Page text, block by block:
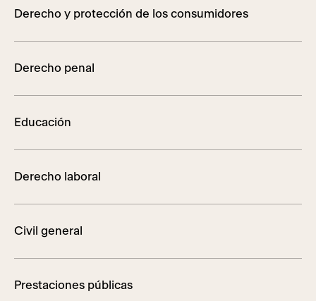
Derecho y protección de los consumidores
Derecho penal
Educación
Derecho laboral
Civil general
Prestaciones públicas